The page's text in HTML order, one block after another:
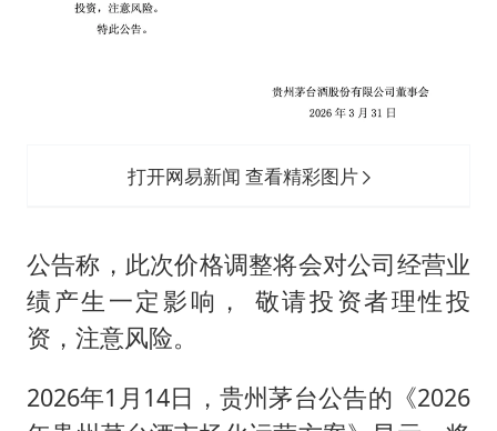
打开网易新闻 查看精彩图片
公告称，此次价格调整将会对公司经营业
绩产生一定影响， 敬请投资者理性投
资，注意风险。
2026年1月14日，贵州茅台公告的《2026